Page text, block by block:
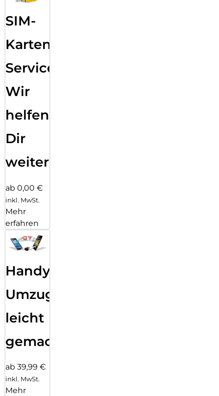
SIM-
Karten
Service:
Wir
helfen
Dir
weiter
ab 0,00 €
inkl. MwSt.
Mehr
erfahren
Handy
Umzug
leicht
gemacht!
ab 39,99 €
inkl. MwSt.
Mehr